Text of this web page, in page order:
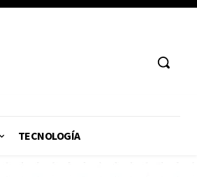
TECNOLOGÍA